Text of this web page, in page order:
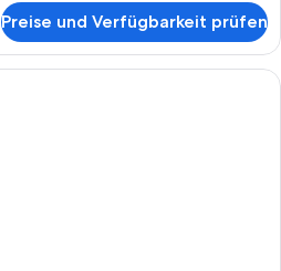
Preise und Verfügbarkeit prüfen
Ein modernes Hotelzimmer mit